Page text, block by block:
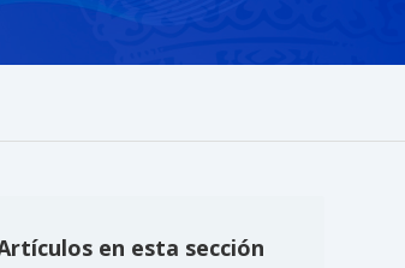
en esta sección